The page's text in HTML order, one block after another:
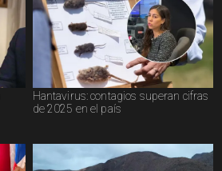
Hantavirus: contagios superan cifras
de 2025 en el país